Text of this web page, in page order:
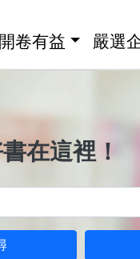
卷有益 嚴選
在這裡！